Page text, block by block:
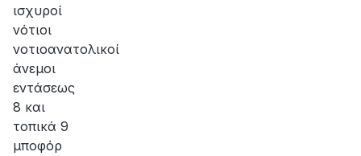
ισχυροί
νότιοι
νοτιοανατολικοί
άνεμοι
εντάσεως
8 και
τοπικά 9
μποφόρ